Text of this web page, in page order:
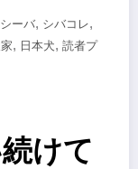
シーバ, シバコレ,
, 日本犬, 読者プ
けて